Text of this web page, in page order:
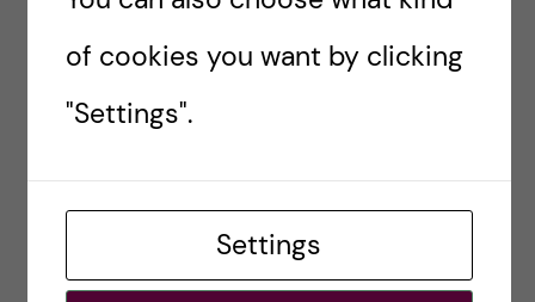
Läs mer om universitetsalliansen Stockholm
på KI:s webbplats
EU EU ORDFÖRANDESKAPET
of cookies you want by clicking
"Settings".
Settings